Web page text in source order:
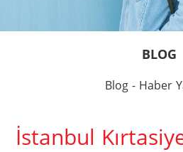
BLOG
Blog - Haber
İstanbul